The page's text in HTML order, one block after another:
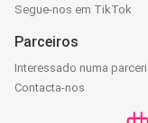
Segue-nos em TikTok
Parceiros
Interessado numa
Contacta-nos